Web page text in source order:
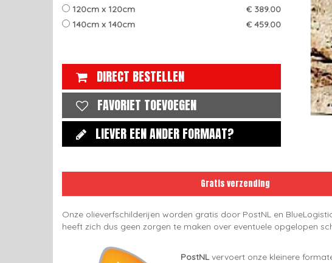
120cm x 120cm
€ 389.00
140cm x 140cm
€ 459.00
DIRECT BESTELLEN
FAVORIET TOEVOEGEN
LIEVER EEN ANDER FORMAAT?
Gratis verzending
Onze olieverfschilderijen worden gratis door PostNL en
heeft zich dus geen zorgen te maken over eventuele opgelopen
PostNLvervoert onze kleinere